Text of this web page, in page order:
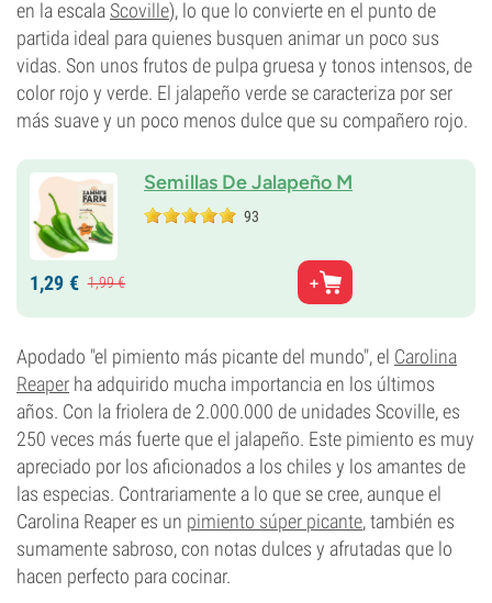
en la escala Scoville), lo que lo convierte en el punto de
partida ideal para quienes busquen animar un poco sus
vidas. Son unos frutos de pulpa gruesa y tonos intensos, de
color rojo y verde. El jalapeño verde se caracteriza por ser
más suave y un poco menos dulce que su compañero rojo.
Semillas De Jalapeño M
93
1,29 € 1,99€
Apodado "el pimiento más picante del mundo", el Carolina
Reaper ha adquirido mucha importancia en los últimos
años. Con la friolera de 2.000.000 de unidades Scoville, es
250 veces más fuerte que el jalapeño. Este pimiento es muy
apreciado por los aficionados a los chiles y los amantes de
las especias. Contrariamente a lo que se cree, aunque el
Carolina Reaper es un pimiento súper picante, también es
sumamente sabroso, con notas dulces y afrutadas que lo
hacen perfecto para cocinar.